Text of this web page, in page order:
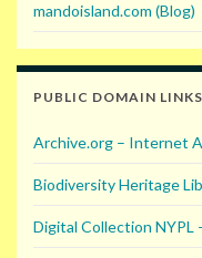
mandoisland.com (Blog)
PUBLIC DOMAIN LINKS
Archive.org – Internet
Biodiversity Heritage
Digital Collection NYPL